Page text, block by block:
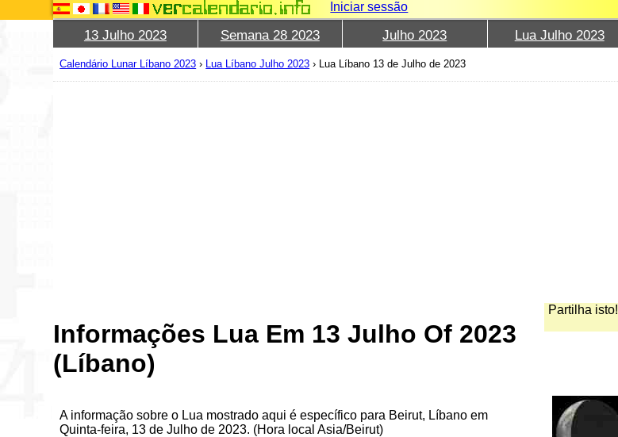
Iniciar sessão
13 Julho 2023 Semana 28 2023 Julho 2023 Lua Julho 2023
Calendário Lunar Líbano 2023 › Lua Líbano Julho 2023 › Lua Líbano 13 de Julho de 2023
Partilha isto!
Informações Lua Em 13 Julho Of 2023
(Líbano)
A informação sobre o Lua mostrado aqui é específico para Beirut, Líbano em
Quinta-feira, 13 de Julho de 2023. (Hora local Asia/Beirut)